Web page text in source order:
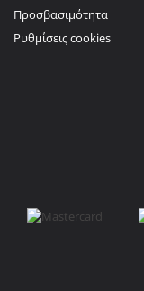
Προσβασιμότητα
Ρυθμίσεις cookies